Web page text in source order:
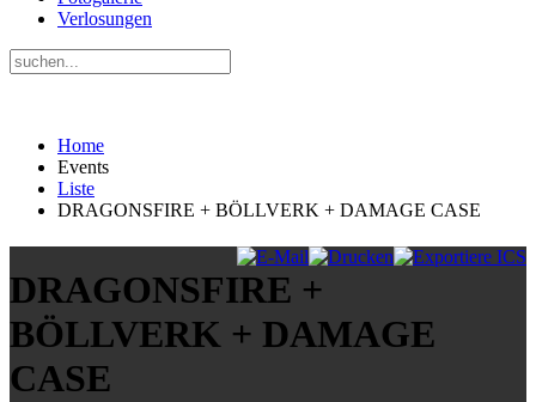
Verlosungen
Home
Events
Liste
DRAGONSFIRE + BÖLLVERK + DAMAGE CASE
DRAGONSFIRE +
BÖLLVERK + DAMAGE
CASE